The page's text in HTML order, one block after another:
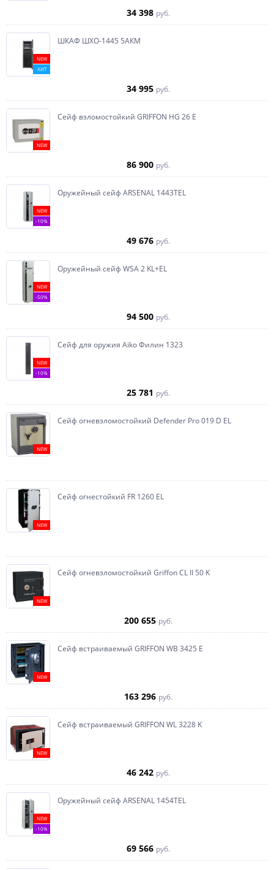
34 398 руб.
NEW
ХИТ
ШКАФ ШХО-1445 5АКМ
34 995 руб.
NEW
Сейф взломостойкий GRIFFON HG 26 E
86 900 руб.
NEW
-10%
Оружейный сейф ARSENAL 1443ТEL
49 676 руб.
NEW
-50%
Оружейный сейф WSA 2 KL+EL
94 500 руб.
NEW
-10%
Сейф для оружия Aiko Филин 1323
25 781 руб.
NEW
Сейф огневзломостойкий Defender Pro 019 D EL
NEW
Сейф огнестойкий FR 1260 EL
NEW
Сейф огневзломостойкий Griffon CL II 50 K
200 655 руб.
NEW
Сейф встраиваемый GRIFFON WB 3425 E
163 296 руб.
NEW
Сейф встраиваемый GRIFFON WL 3228 K
46 242 руб.
NEW
-10%
Оружейный сейф ARSENAL 1454ТEL
69 566 руб.